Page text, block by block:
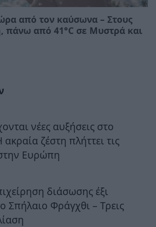
από τον καύσωνα – Στους
πάνω από 41°C σε Μυστρά και
νέες αυξήσεις στο
ζέστη πλήττει τις
Ευρώπη
διάσωσης έξι
Σπήλαιο Φράγχθι – Τρεις